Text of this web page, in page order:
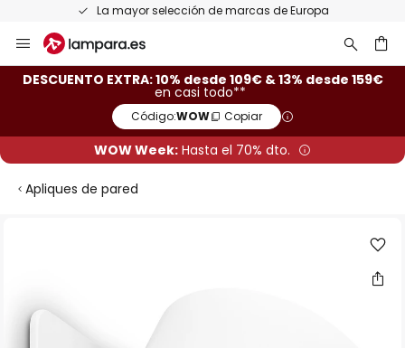
La mayor selección de marcas de Europa
al
contenido
DESCUENTO EXTRA: 10% desde 109€ & 13% desde 159€
en casi todo**
Código:WOW Copiar
WOW Week: Hasta el 70% dto.
Apliques de pared